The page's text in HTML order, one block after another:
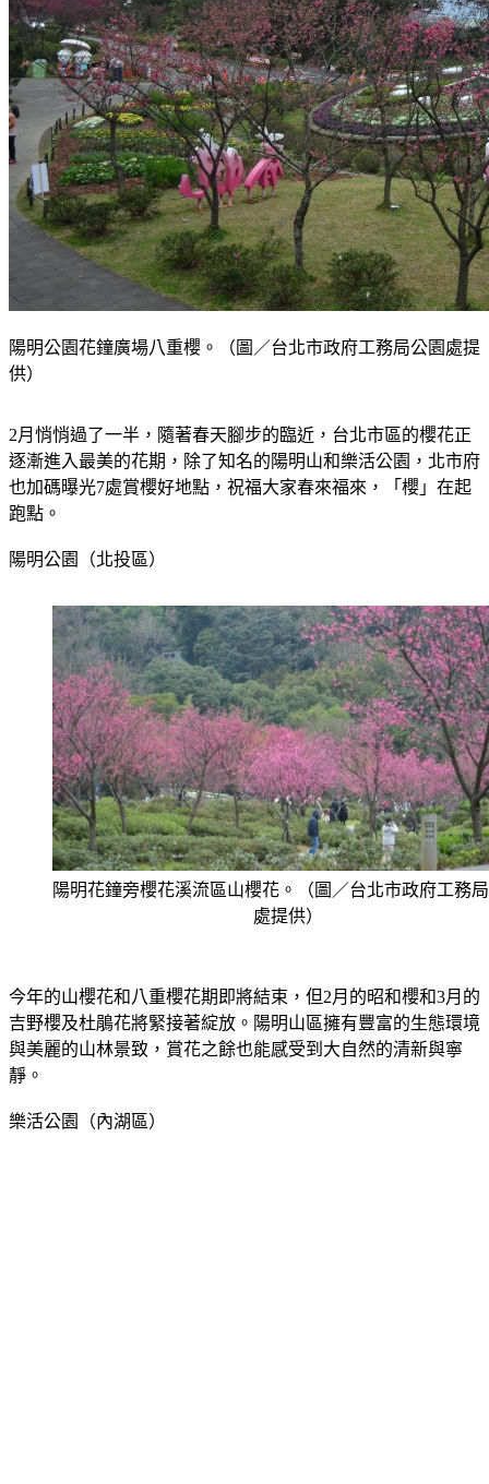
陽明公園花鐘廣場八重櫻。（圖／台北市政府工務局公園處提
供）
2月悄悄過了一半，隨著春天腳步的臨近，台北市區的櫻花正
逐漸進入最美的花期，除了知名的陽明山和樂活公園，北市府
也加碼曝光7處賞櫻好地點，祝福大家春來福來，「櫻」在起
跑點。
陽明公園（北投區）
陽明花鐘旁櫻花溪流區山櫻花。（圖／台北市政府工務
處提供）
今年的山櫻花和八重櫻花期即將結束，但2月的昭和櫻和3月的
吉野櫻及杜鵑花將緊接著綻放。陽明山區擁有豐富的生態環境
與美麗的山林景致，賞花之餘也能感受到大自然的清新與寧
靜。
樂活公園（內湖區）